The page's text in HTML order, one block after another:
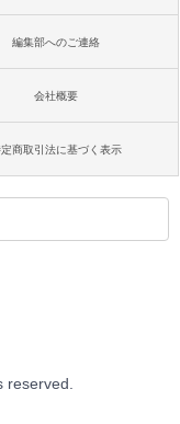
編集部へのご連絡
会社概要
商取引法に基づく表示
reserved.